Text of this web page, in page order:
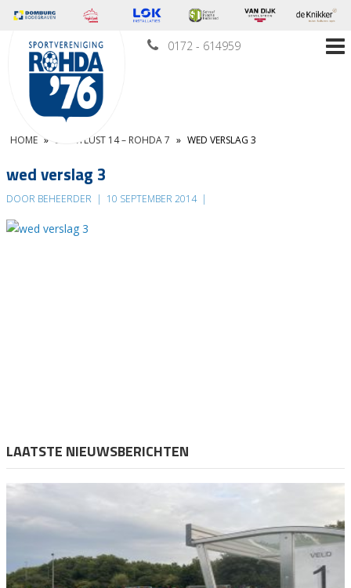
0172 - 614959
HOME » SPORTLUST 14 – ROHDA 7 » WED VERSLAG 3
wed verslag 3
DOOR BEHEERDER | 10 SEPTEMBER 2014 |
LAATSTE NIEUWSBERICHTEN